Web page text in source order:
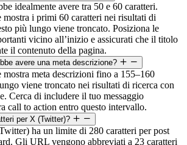
idealmente avere tra 50 e 60 caratteri.
mostra i primi 60 caratteri nei risultati di
più lungo viene troncato. Posiziona le
vicino all’inizio e assicurati che il titolo
il contenuto della pagina.
avere una meta descrizione?
mostra meta descrizioni fino a 155–160
viene troncato nei risultati di ricerca con
Cerca di includere il tuo messaggio
call to action entro questo intervallo.
per X (Twitter)?
ha un limite di 280 caratteri per post
Gli URL vengono abbreviati a 23 caratteri